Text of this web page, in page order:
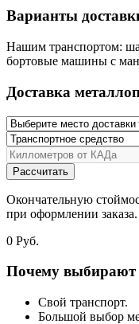
Варианты
Нашим транспортом:
бортовые машины с
Доставка
Рассчитать
Окончательную
при оформлении заказа.
0 Руб.
Почему выбирают
Свой транспорт.
Большой выбор